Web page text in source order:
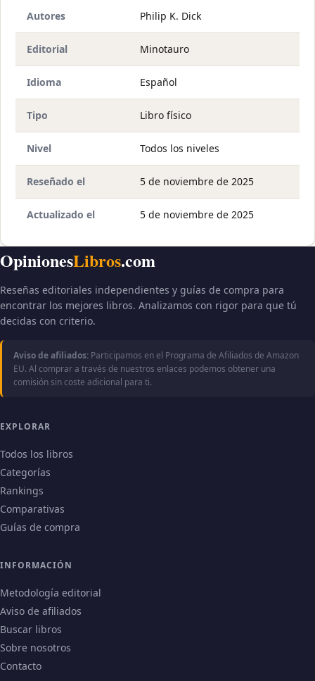
Autores Philip K. Dick
Editorial Minotauro
Idioma Español
Tipo Libro físico
Nivel Todos los niveles
Reseñado el 5 de noviembre de 2025
Actualizado el 5 de noviembre de 2025
OpinionesLibros.com
Reseñas editoriales independientes y guías de compra para
encontrar los mejores libros. Analizamos con rigor para que tú
decidas con criterio.
Aviso de afiliados: Participamos en el Programa de Afiliados de Amazon
EU. Al comprar a través de nuestros enlaces podemos obtener una
comisión sin coste adicional para ti.
EXPLORAR
Todos los libros
Categorías
Rankings
Comparativas
Guías de compra
INFORMACIÓN
Metodología editorial
Aviso de afiliados
Buscar libros
Sobre nosotros
Contacto